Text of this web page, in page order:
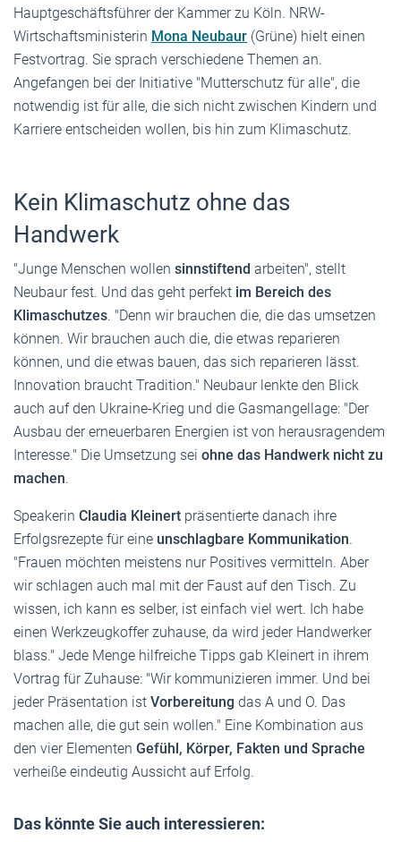
Hauptgeschäftsführer der Kammer zu Köln. NRW-
Wirtschaftsministerin Mona Neubaur (Grüne) hielt einen
Festvortrag. Sie sprach verschiedene Themen an.
Angefangen bei der Initiative "Mutterschutz für alle", die
notwendig ist für alle, die sich nicht zwischen Kindern und
Karriere entscheiden wollen, bis hin zum Klimaschutz.
Kein Klimaschutz ohne das
Handwerk
"Junge Menschen wollen sinnstiftend arbeiten", stellt
Neubaur fest. Und das geht perfekt im Bereich des
Klimaschutzes. "Denn wir brauchen die, die das umsetzen
können. Wir brauchen auch die, die etwas reparieren
können, und die etwas bauen, das sich reparieren lässt.
Innovation braucht Tradition." Neubaur lenkte den Blick
auch auf den Ukraine-Krieg und die Gasmangellage: "Der
Ausbau der erneuerbaren Energien ist von herausragendem
Interesse." Die Umsetzung sei ohne das Handwerk nicht zu
machen.
Speakerin Claudia Kleinert präsentierte danach ihre
Erfolgsrezepte für eine unschlagbare Kommunikation.
"Frauen möchten meistens nur Positives vermitteln. Aber
wir schlagen auch mal mit der Faust auf den Tisch. Zu
wissen, ich kann es selber, ist einfach viel wert. Ich habe
einen Werkzeugkoffer zuhause, da wird jeder Handwerker
blass." Jede Menge hilfreiche Tipps gab Kleinert in ihrem
Vortrag für Zuhause: "Wir kommunizieren immer. Und bei
jeder Präsentation ist Vorbereitung das A und O. Das
machen alle, die gut sein wollen." Eine Kombination aus
den vier Elementen Gefühl, Körper, Fakten und Sprache
verheiße eindeutig Aussicht auf Erfolg.
Das könnte Sie auch interessieren: